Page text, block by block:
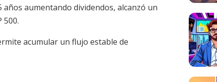
años aumentando dividendos, alcanzó un
500.
acumular un flujo estable de